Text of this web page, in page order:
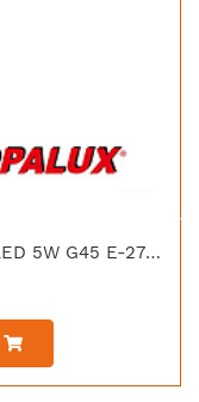
[OP-G45ZY-5WW] OPALUX FOCO LED 5W G45 E-27 LUZ CALIDA 420LM 3000K 185-264VAC